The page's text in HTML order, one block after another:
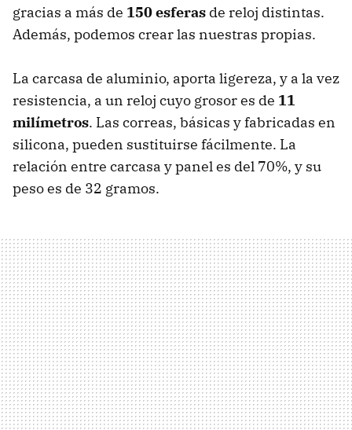
gracias a más de 150 esferas de reloj distintas.
Además, podemos crear las nuestras propias.
La carcasa de aluminio, aporta ligereza, y a la vez
resistencia, a un reloj cuyo grosor es de 11
milímetros. Las correas, básicas y fabricadas en
silicona, pueden sustituirse fácilmente. La
relación entre carcasa y panel es del 70%, y su
peso es de 32 gramos.